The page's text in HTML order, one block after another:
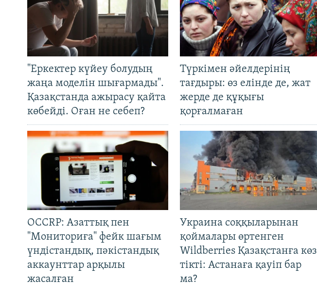
"Еркектер күйеу болудың
жаңа моделін шығармады".
Қазақстанда ажырасу қайта
көбейді. Оған не себеп?
Түркімен әйелдерінің
тағдыры: өз елінде де, жат
жерде де құқығы
қорғалмаған
OCCRP: Азаттық пен
"Мониториға" фейк шағым
үндістандық, пәкістандық
аккаунттар арқылы
жасалған
Украина соққыларынан
қоймалары өртенген
Wildberries Қазақстанға көз
тікті: Астанаға қауіп бар
ма?